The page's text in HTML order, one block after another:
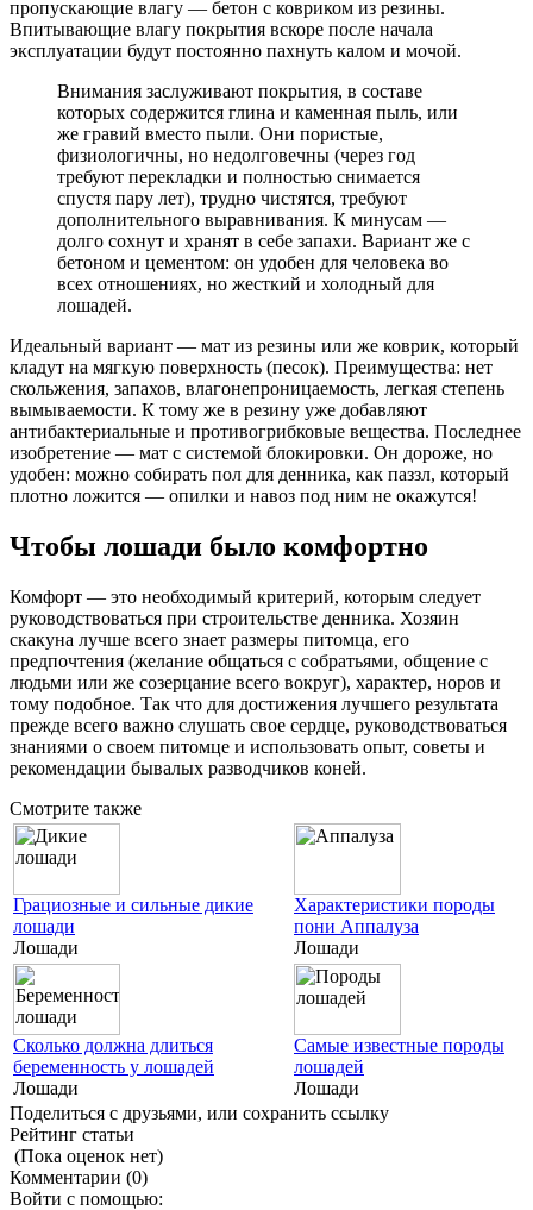
пропускающие влагу — бетон с ковриком из резины.
Впитывающие влагу покрытия вскоре после начала
эксплуатации будут постоянно пахнуть калом и мочой.
Внимания заслуживают покрытия, в составе
которых содержится глина и каменная пыль, или
же гравий вместо пыли. Они пористые,
физиологичны, но недолговечны (через год
требуют перекладки и полностью снимается
спустя пару лет), трудно чистятся, требуют
дополнительного выравнивания. К минусам —
долго сохнут и хранят в себе запахи. Вариант же с
бетоном и цементом: он удобен для человека во
всех отношениях, но жесткий и холодный для
лошадей.
Идеальный вариант — мат из резины или же коврик, который
кладут на мягкую поверхность (песок). Преимущества: нет
скольжения, запахов, влагонепроницаемость, легкая степень
вымываемости. К тому же в резину уже добавляют
антибактериальные и противогрибковые вещества. Последнее
изобретение — мат с системой блокировки. Он дороже, но
удобен: можно собирать пол для денника, как паззл, который
плотно ложится — опилки и навоз под ним не окажутся!
Чтобы лошади было комфортно
Комфорт — это необходимый критерий, которым следует
руководствоваться при строительстве денника. Хозяин
скакуна лучше всего знает размеры питомца, его
предпочтения (желание общаться с собратьями, общение с
людьми или же созерцание всего вокруг), характер, норов и
тому подобное. Так что для достижения лучшего результата
прежде всего важно слушать свое сердце, руководствоваться
знаниями о своем питомце и использовать опыт, советы и
рекомендации бывалых разводчиков коней.
Смотрите также
Грациозные и сильные дикие
лошади
Лошади
Характеристики породы
пони Аппалуза
Лошади
Сколько должна длиться
беременность у лошадей
Лошади
Самые известные породы
лошадей
Лошади
Поделиться с друзьями, или сохранить ссылку
Рейтинг статьи
(Пока оценок нет)
Комментарии (0)
Войти с помощью: